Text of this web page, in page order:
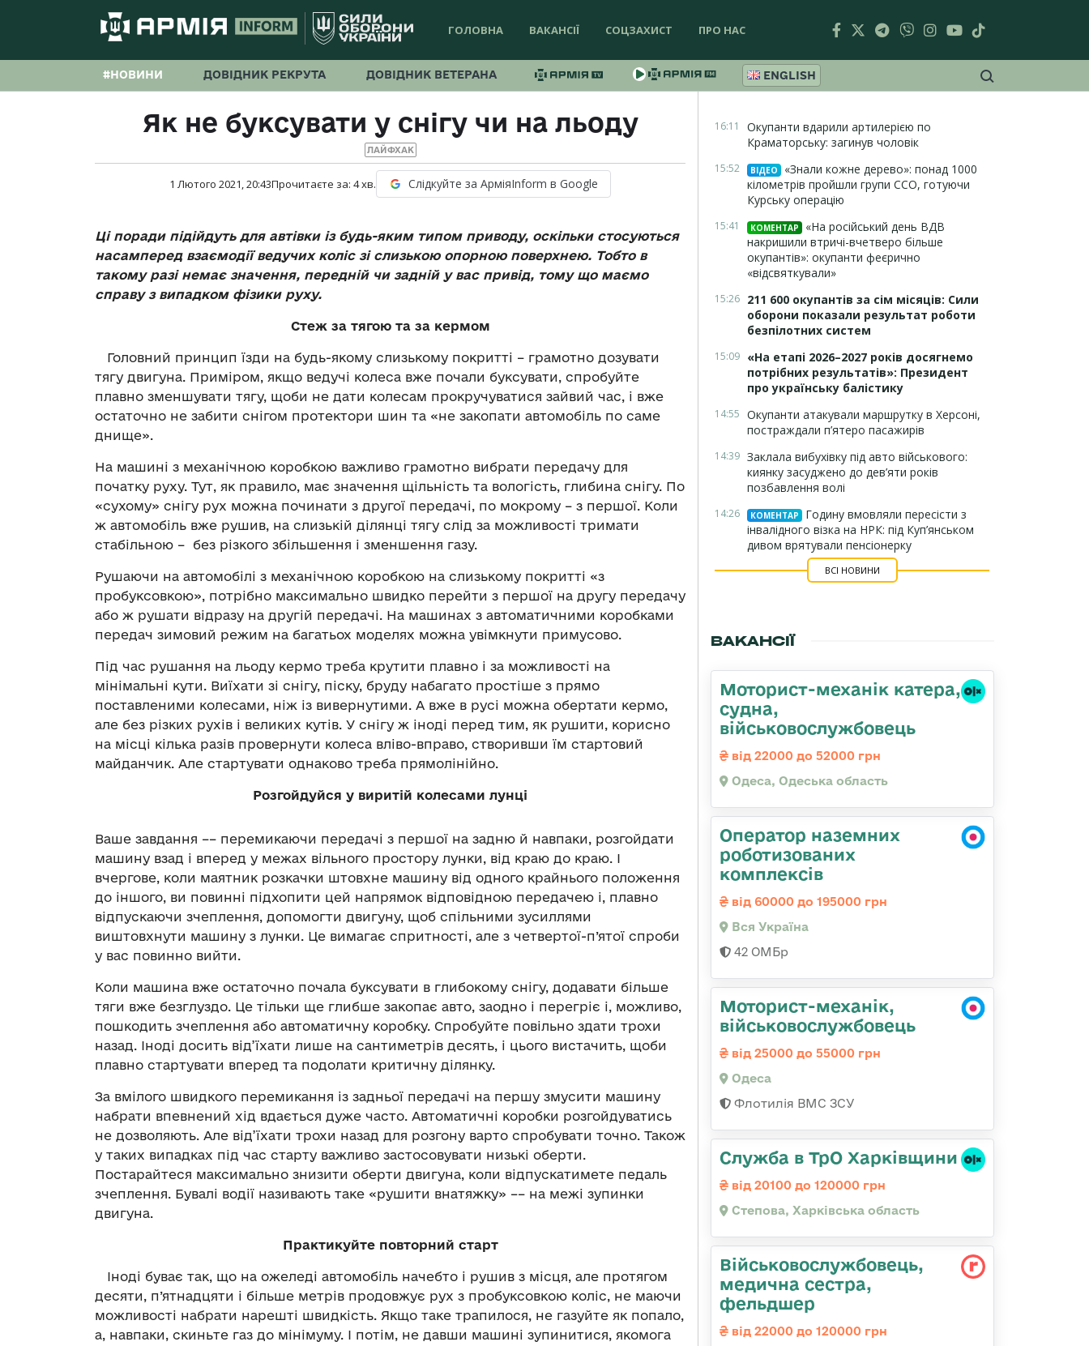
ГОЛОВНА ВАКАНСІЇ СОЦЗАХИСТ ПРО НАС
#НОВИНИ ДОВІДНИК РЕКРУТА ДОВІДНИК ВЕТЕРАНА ENGLISH
Як не буксувати у снігу чи на льоду
ЛАЙФХАК
1 Лютого 2021, 20:43Прочитаєте за: 4хв. Слідкуйте за АрміяInform в Google
Ці поради підійдуть для автівки із будь-яким типом приводу, оскільки стосуються
насамперед взаємодії ведучих коліс зі слизькою опорною поверхнею. Тобто в
такому разі немає значення, передній чи задній у вас привід, тому що маємо
справу з випадком фізики руху.
Стеж за тягою та за кермом
Головний принцип їзди на будь-якому слизькому покритті – грамотно дозувати
тягу двигуна. Приміром, якщо ведучі колеса вже почали буксувати, спробуйте
плавно зменшувати тягу, щоби не дати колесам прокручуватися зайвий час, і вже
остаточно не забити снігом протектори шин та «не закопати автомобіль по саме
днище».
На машині з механічною коробкою важливо грамотно вибрати передачу для
початку руху. Тут, як правило, має значення щільність та вологість, глибина снігу. По
«сухому» снігу рух можна починати з другої передачі, по мокрому – з першої. Коли
ж автомобіль вже рушив, на слизькій ділянці тягу слід за можливості тримати
стабільною – без різкого збільшення і зменшення газу.
Рушаючи на автомобілі з механічною коробкою на слизькому покритті «з
пробуксовкою», потрібно максимально швидко перейти з першої на другу передачу
або ж рушати відразу на другій передачі. На машинах з автоматичними коробками
передач зимовий режим на багатьох моделях можна увімкнути примусово.
Під час рушання на льоду кермо треба крутити плавно і за можливості на
мінімальні кути. Виїхати зі снігу, піску, бруду набагато простіше з прямо
поставленими колесами, ніж із вивернутими. А вже в русі можна обертати кермо,
але без різких рухів і великих кутів. У снігу ж іноді перед тим, як рушити, корисно
на місці кілька разів провернути колеса вліво-вправо, створивши їм стартовий
майданчик. Але стартувати однаково треба прямолінійно.
Розгойдуйся у виритій колесами лунці
Ваше завдання –– перемикаючи передачі з першої на задню й навпаки, розгойдати
машину взад і вперед у межах вільного простору лунки, від краю до краю. І
вчергове, коли маятник розкачки штовхне машину від одного крайнього положення
до іншого, ви повинні підхопити цей напрямок відповідною передачею і, плавно
відпускаючи зчеплення, допомогти двигуну, щоб спільними зусиллями
виштовхнути машину з лунки. Це вимагає спритності, але з четвертої-п’ятої спроби
у вас повинно вийти.
Коли машина вже остаточно почала буксувати в глибокому снігу, додавати більше
тяги вже безглуздо. Це тільки ще глибше закопає авто, заодно і перегріє і, можливо,
пошкодить зчеплення або автоматичну коробку. Спробуйте повільно здати трохи
назад. Іноді досить від’їхати лише на сантиметрів десять, і цього вистачить, щоби
плавно стартувати вперед та подолати критичну ділянку.
За вмілого швидкого перемикання із задньої передачі на першу змусити машину
набрати впевнений хід вдається дуже часто. Автоматичні коробки розгойдуватись
не дозволяють. Але від’їхати трохи назад для розгону варто спробувати точно. Також
у таких випадках під час старту важливо застосовувати низькі оберти.
Постарайтеся максимально знизити оберти двигуна, коли відпускатимете педаль
зчеплення. Бувалі водії називають таке «рушити внатяжку» –– на межі зупинки
двигуна.
Практикуйте повторний старт
Іноді буває так, що на ожеледі автомобіль начебто і рушив з місця, але протягом
десяти, п’ятнадцяти і більше метрів продовжує рух з пробуксовкою коліс, не маючи
можливості набрати нарешті швидкість. Якщо таке трапилося, не газуйте як попало,
а, навпаки, скиньте газ до мінімуму. І потім, не давши машині зупинитися, якомога
16:11
Окупанти вдарили артилерією по
Краматорську: загинув чоловік
15:52 ВІДЕО
«Знали кожне дерево»: понад 1000
кілометрів пройшли групи ССО, готуючи
Курську операцію
15:41 КОМЕНТАР
«На російський день ВДВ
накришили втричі-вчетверо більше
окупантів»: окупанти феєрично
«відсвяткували»
15:26 211 600 окупантів за сім місяців: Сили
оборони показали результат роботи
безпілотних систем
15:09 «На етапі 2026–2027 років досягнемо
потрібних результатів»: Президент
про українську балістику
14:55 Окупанти атакували маршрутку в Херсоні,
постраждали п’ятеро пасажирів
14:39 Заклала вибухівку під авто військового:
киянку засуджено до дев’яти років
позбавлення волі
14:26 КОМЕНТАР
Годину вмовляли пересісти з
інвалідного візка на НРК: під Куп’янськом
дивом врятували пенсіонерку
ВСІ НОВИНИ
ВАКАНСІЇ
Моторист-механік катера,
судна,
військовослужбовець
від 22000 до 52000 грн
Одеса, Одеська область
Оператор наземних
роботизованих
комплексів
від 60000 до 195000 грн
Вся Україна
42 ОМБр
Моторист-механік,
військовослужбовець
від 25000 до 55000 грн
Одеса
Флотилія ВМС ЗСУ
Служба в ТрО Харківщини
від 20100 до 120000 грн
Степова, Харківська область
Військовослужбовець,
медична сестра,
фельдшер
від 22000 до 120000 грн